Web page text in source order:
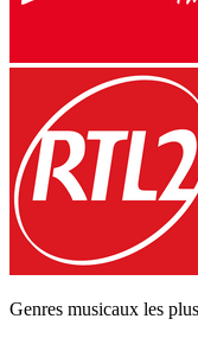
Genres musicaux les